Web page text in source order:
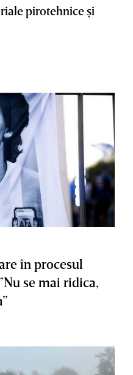
pirotehnice şi
în procesul
se mai ridica,